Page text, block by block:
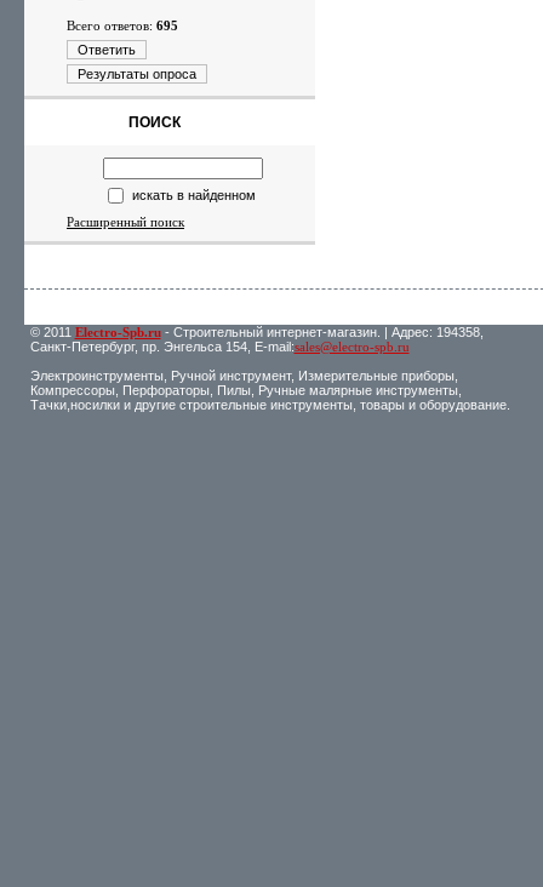
Всего ответов: 695
Ответить
Результаты опроса
ПОИСК
искать в найденном
Расширенный поиск
© 2011 Electro-Spb.ru- Строительный интернет-магазин. | Адрес: 194358,
Санкт-Петербург, пр. Энгельса 154, E-mail:sales@electro-spb.ru
Электроинструменты, Ручной инструмент, Измерительные приборы,
Компрессоры, Перфораторы, Пилы, Ручные малярные инструменты,
Тачки,носилки и другие строительные инструменты, товары и оборудование.